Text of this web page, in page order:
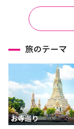
旅のテーマ
お寺巡り